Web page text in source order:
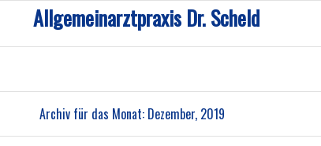
Allgemeinarztpraxis Dr. Scheld
Archiv für das Monat: Dezember, 2019